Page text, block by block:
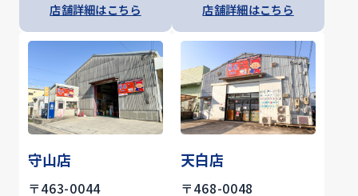
店舗詳細はこちら 店舗詳細はこちら
守山店
〒463-0044
天白店
〒468-0048